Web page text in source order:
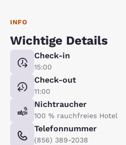
INFO
Wichtige Details
Check-in
15:00
Check-out
11:00
Nichtraucher
100 % rauchfreies Hotel
Telefonnummer
(856) 389-2038